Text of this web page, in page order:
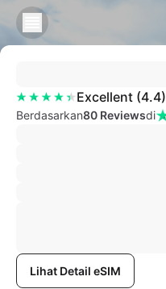
Excellent (4.4)
Berdasarkan80 Reviewsdi
Lihat Detail eSIM